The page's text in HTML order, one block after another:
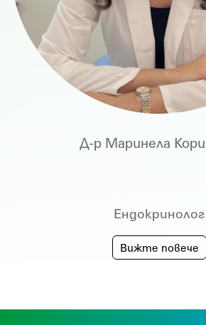
Д-р Маринела
Ендокринолог
Вижте повече